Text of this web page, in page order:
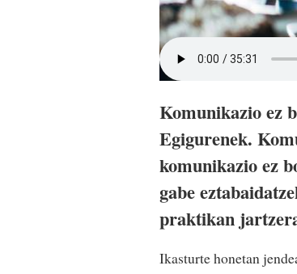
Komunikazio ez
Egigurenek.
komunikazio ez
gabe
praktikan
Ikasturte honetan